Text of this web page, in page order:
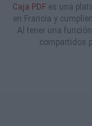
2:12
júrenme
le
señal
Caja PDF es una
en Francia y
Al tener una
compartidos